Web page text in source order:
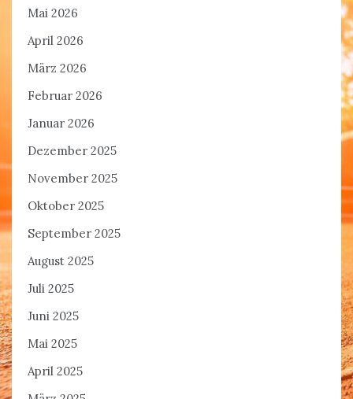
Mai 2026
April 2026
März 2026
Februar 2026
Januar 2026
Dezember 2025
November 2025
Oktober 2025
September 2025
August 2025
Juli 2025
Juni 2025
Mai 2025
April 2025